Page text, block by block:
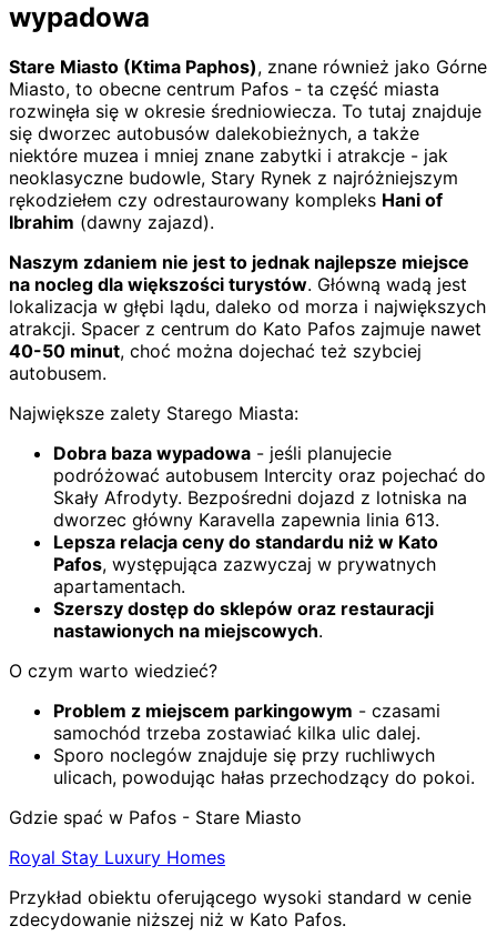
wypadowa
Stare Miasto (Ktima Paphos), znane również jako Górne
Miasto, to obecne centrum Pafos - ta część miasta
rozwinęła się w okresie średniowiecza. To tutaj znajduje
się dworzec autobusów dalekobieżnych, a także
niektóre muzea i mniej znane zabytki i atrakcje - jak
neoklasyczne budowle, Stary Rynek z najróżniejszym
rękodziełem czy odrestaurowany kompleks Hani of
Ibrahim (dawny zajazd).
Naszym zdaniem nie jest to jednak najlepsze miejsce
na nocleg dla większości turystów. Główną wadą jest
lokalizacja w głębi lądu, daleko od morza i największych
atrakcji. Spacer z centrum do Kato Pafos zajmuje nawet
40-50 minut, choć można dojechać też szybciej
autobusem.
Największe zalety Starego Miasta:
Dobra baza wypadowa - jeśli planujecie
podróżować autobusem Intercity oraz pojechać do
Skały Afrodyty. Bezpośredni dojazd z lotniska na
dworzec główny Karavella zapewnia linia 613.
Lepsza relacja ceny do standardu niż w Kato
Pafos, występująca zazwyczaj w prywatnych
apartamentach.
Szerszy dostęp do sklepów oraz restauracji
nastawionych na miejscowych.
O czym warto wiedzieć?
Problem z miejscem parkingowym - czasami
samochód trzeba zostawiać kilka ulic dalej.
Sporo noclegów znajduje się przy ruchliwych
ulicach, powodując hałas przechodzący do pokoi.
Gdzie spać w Pafos - Stare Miasto
Royal Stay Luxury Homes
Przykład obiektu oferującego wysoki standard w cenie
zdecydowanie niższej niż w Kato Pafos.